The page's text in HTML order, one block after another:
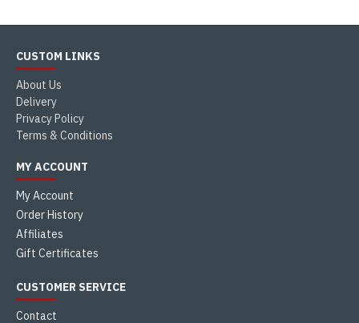
CUSTOM LINKS
About Us
Delivery
Privacy Policy
Terms & Conditions
MY ACCOUNT
My Account
Order History
Affiliates
Gift Certificates
CUSTOMER SERVICE
Contact